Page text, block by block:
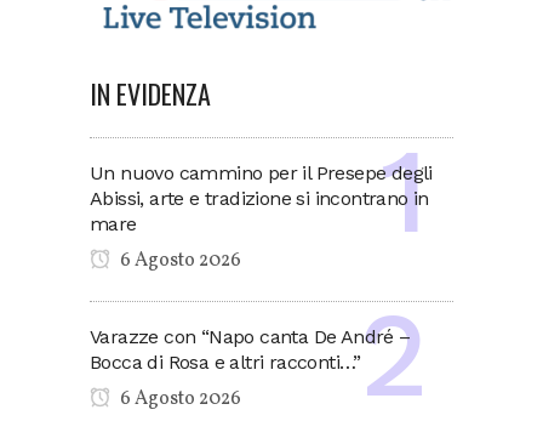
IN EVIDENZA
Un nuovo cammino per il Presepe degli
Abissi, arte e tradizione si incontrano in
mare
6 Agosto 2026
Varazze con “Napo canta De André –
Bocca di Rosa e altri racconti…”
6 Agosto 2026